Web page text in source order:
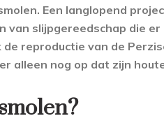
Een langlopend
van slijpgereedschap die
reproductie van de
alleen nog op dat zijn